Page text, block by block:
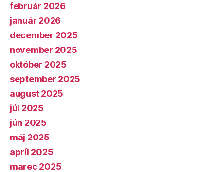
február 2026
január 2026
december 2025
november 2025
október 2025
september 2025
august 2025
júl 2025
jún 2025
máj 2025
apríl 2025
marec 2025